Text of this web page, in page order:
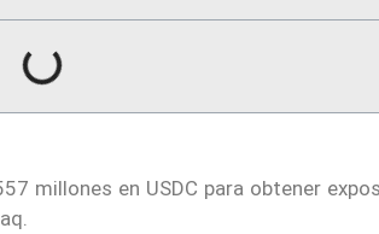
millones en USDC para obtener